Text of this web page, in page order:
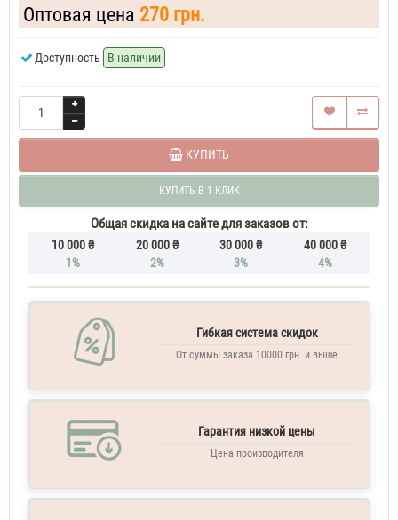
Оптовая цена 270 грн.
Доступность В наличии
КУПИТЬ
КУПИТЬ В 1 КЛИК
Общая скидка на сайте для заказов от:
10 000 ₴
1%
20 000 ₴
2%
30 000 ₴
3%
40 000 ₴
4%
Гибкая система скидок
От суммы заказа 10000 грн. и выше
Гарантия низкой цены
Цена производителя